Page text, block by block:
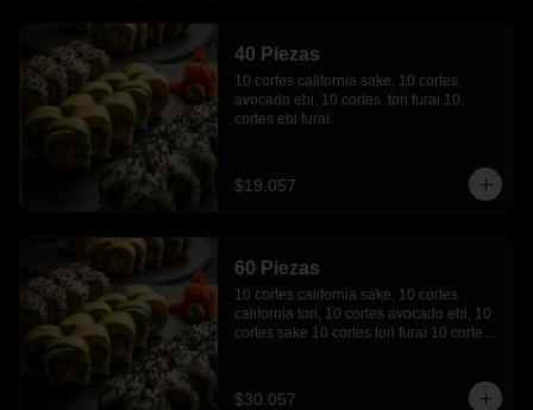
40 Piezas
10 cortes california sake, 10 cortes
avocado ebi, 10 cortes  tori furai 10
cortes ebi furai.
$19.057
60 Piezas
10 cortes california sake, 10 cortes
california tori, 10 cortes avocado ebi, 10
cortes sake 10 cortes tori furai 10 cortes
$30.057